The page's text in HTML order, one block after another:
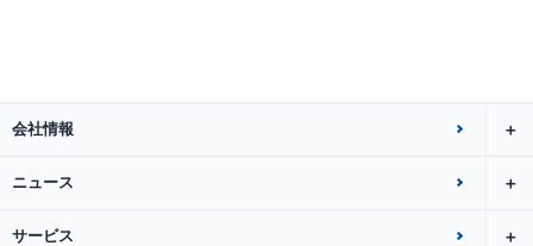
会社情報
ニュース
サービス